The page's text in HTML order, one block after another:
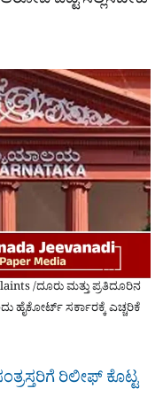
/ದೂರು ಮತ್ತು ಪ್ರತಿದೂರಿನ
ಹೈಕೋರ್ಟ್ ಸರ್ಕಾರಕ್ಕೆ ಎಚ್ಚರಿಕೆ
ರಿಲೀಫ್ ಕೊಟ್ಟ